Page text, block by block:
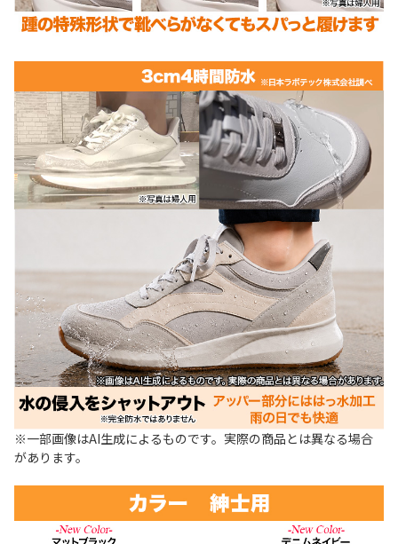
※一部画像はAI生成によるものです。実際の商品とは異なる場合
があります。